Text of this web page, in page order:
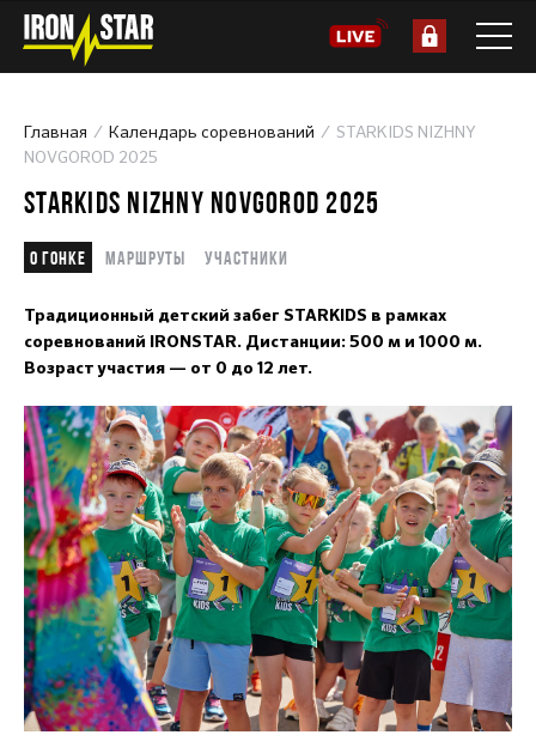
Главная Календарь соревнований
STARKIDS NIZHNY
NOVGOROD 2025
STARKIDS NIZHNY NOVGOROD 2025
О гонке Маршруты Участники
Традиционный детский забег STARKIDS в рамках
соревнований IRONSTAR. Дистанции: 500 м и 1000 м.
Возраст участия — от 0 до 12 лет.